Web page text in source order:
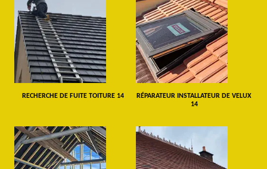
RECHERCHE DE FUITE TOITURE 14
RÉPARATEUR INSTALLATEUR DE VELUX
14